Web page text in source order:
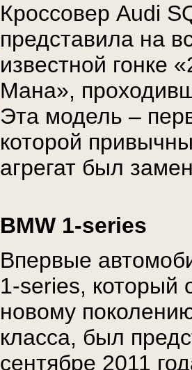
Кроссовер Audi
представила на
известной гонке
Мана»,
Эта модель –
которой
агрегат был
BMW 1-series
Впервые
1-series, который
новому
класса, был
сентябре 2011